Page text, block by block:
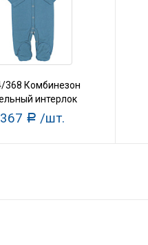
368 Комбинезон
интерлок
367 Р /шт.